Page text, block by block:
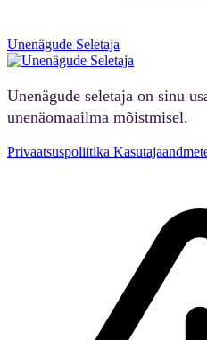
Unenägude Seletaja
Unenägude seletaja on sinu
unenäomaailma mõistmisel.
Privaatsuspoliitika